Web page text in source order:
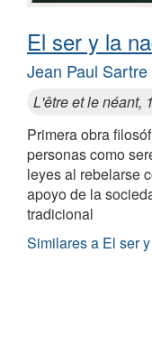
El ser y la
Jean Paul Sartre
L'être et le néant,
Primera obra
personas como
leyes al rebelarse
apoyo de la
tradicional
Similares a El ser